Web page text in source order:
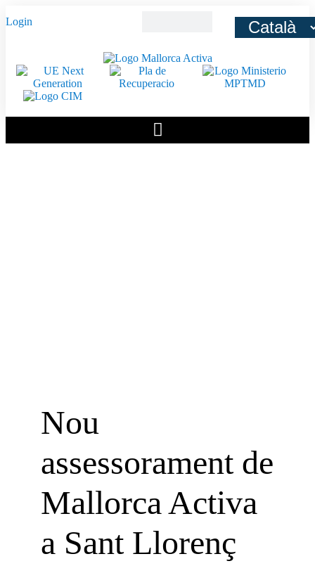
Login
Nou
assessorament de
Mallorca Activa
a Sant Llorenç